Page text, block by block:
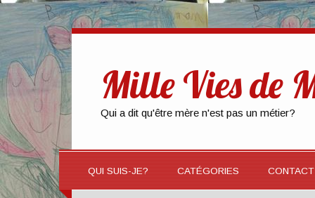
Mille Vies de
Qui a dit qu'être mère n'est pas un métier?
QUI SUIS-JE? CATÉGORIES CONTACT